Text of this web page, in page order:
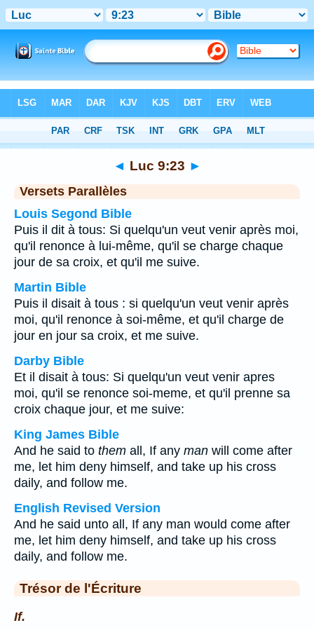
Chapitre 9 > Verset 23
◄ Luc 9:23 ►
Versets Parallèles
Louis Segond Bible
Puis il dit à tous: Si quelqu'un veut venir après moi,
qu'il renonce à lui-même, qu'il se charge chaque
jour de sa croix, et qu'il me suive.
Martin Bible
Puis il disait à tous : si quelqu'un veut venir après
moi, qu'il renonce à soi-même, et qu'il charge de
jour en jour sa croix, et me suive.
Darby Bible
Et il disait à tous: Si quelqu'un veut venir apres
moi, qu'il se renonce soi-meme, et qu'il prenne sa
croix chaque jour, et me suive:
King James Bible
And he said to them all, If any man will come after
me, let him deny himself, and take up his cross
daily, and follow me.
English Revised Version
And he said unto all, If any man would come after
me, let him deny himself, and take up his cross
daily, and follow me.
Trésor de l'Écriture
If.